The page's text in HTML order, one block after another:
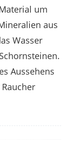
um
aus
Wasser
Aussehens